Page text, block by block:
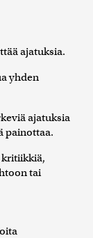
ajatuksia.
yhden
ajatuksia
painottaa.
kritiikkiä,
tai